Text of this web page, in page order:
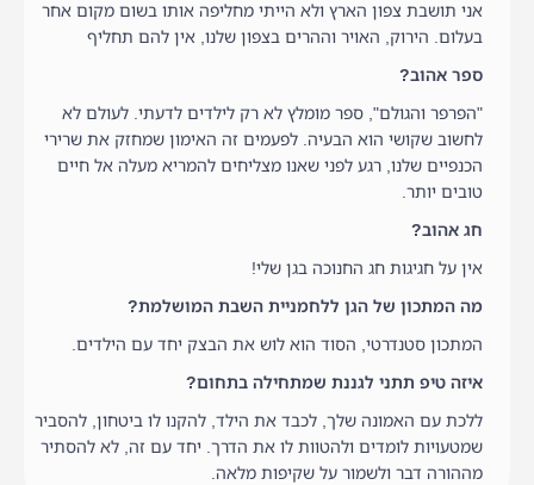
אני תושבת צפון הארץ ולא הייתי מחליפה אותו בשום מקום אחר
בעלום. הירוק, האויר וההרים בצפון שלנו, אין להם תחליף
ספר אהוב?
"הפרפר והגולם", ספר מומלץ לא רק לילדים לדעתי. לעולם לא
לחשוב שקושי הוא הבעיה. לפעמים זה האימון שמחזק את שרירי
הכנפיים שלנו, רגע לפני שאנו מצליחים להמריא מעלה אל חיים
טובים יותר.
חג אהוב?
אין על חגיגות חג החנוכה בגן שלי!
מה המתכון של הגן ללחמניית השבת המושלמת?
המתכון סטנדרטי, הסוד הוא לוש את הבצק יחד עם הילדים.
איזה טיפ תתני לגננת שמתחילה בתחום?
ללכת עם האמונה שלך, לכבד את הילד, להקנו לו ביטחון, להסביר
שמטעויות לומדים ולהטוות לו את הדרך. יחד עם זה, לא להסתיר
מההורה דבר ולשמור על שקיפות מלאה.